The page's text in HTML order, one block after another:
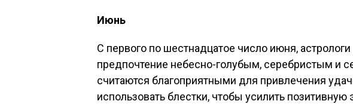
Июнь
С первого по шестнадцатое число июня,
предпочтение небесно-голубым, серебристым и
считаются благоприятными для привлечения
использовать блестки, чтобы усилить позитивную